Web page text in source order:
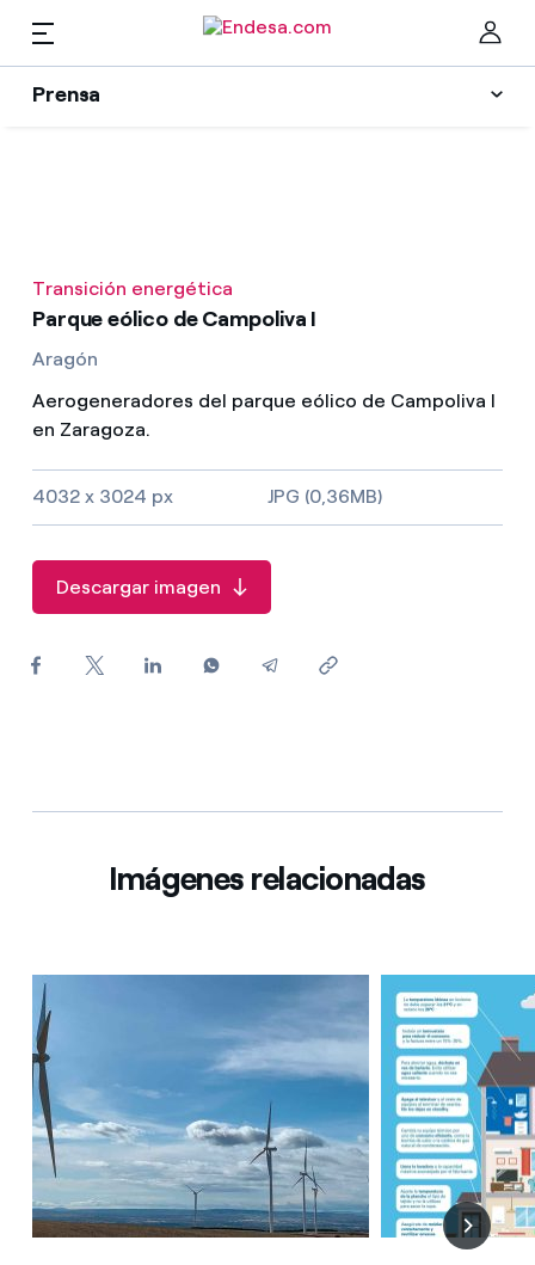
Prensa
Prensa
Encuentra la tarifa que más te conviene
Compara nuestras tarifas de empresa y ahorra
Por cada kWh que ahorres, te descontamos otro
¿Cómo cambiar el titular del contrato?
¿Has recibido una oferta para cambiar de
La cara e
ES
Transición energética
Parque eólico de Campoliva I
Aragón
Aerogeneradores del parque eólico de Campoliva I
en Zaragoza.
4032 x 3024 px JPG (0,36MB)
Descargar imagen
Imágenes relacionadas